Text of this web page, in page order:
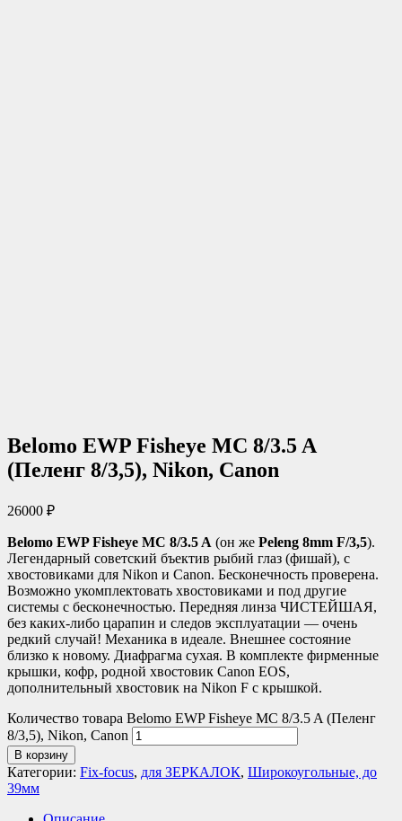
Belomo EWP Fisheye MC 8/3.5 A
(Пеленг 8/3,5), Nikon, Canon
26000 ₽
Belomo EWP Fisheye MC 8/3.5 A (он же Peleng 8mm F/3,5).
Легендарный советский бъектив рыбий глаз (фишай), с
хвостовиками для Nikon и Canon. Бесконечность проверена.
Возможно укомплектовать хвостовиками и под другие
системы с бесконечностью. Передняя линза ЧИСТЕЙШАЯ,
без каких-либо царапин и следов эксплуатации — очень
редкий случай! Механика в идеале. Внешнее состояние
близко к новому. Диафрагма сухая. В комплекте фирменные
крышки, кофр, родной хвостовик Canon EOS,
дополнительный хвостовик на Nikon F с крышкой.
Количество товара Belomo EWP Fisheye MC 8/3.5 A (Пеленг
8/3,5), Nikon, Canon
В корзину
Категории: Fix-focus, для ЗЕРКАЛОК, Широкоугольные, до
39мм